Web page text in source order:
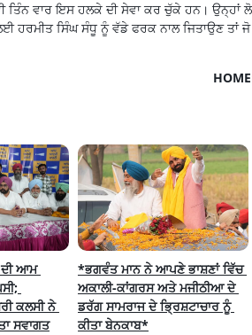
ਤਿੰਨ ਵਾਰ ਇਸ ਹਲਕੇ ਦੀ ਸੇਵਾ ਕਰ ਚੁੱਕੇ ਹਨ। ਉਨ੍ਹਾਂ
ਹਰਮੀਤ ਸਿੰਘ ਸੰਧੂ ਨੂੰ ਵੱਡੇ ਫਰਕ ਨਾਲ ਜਿਤਾਉਣ ਤਾਂ
ਆਮ
ਕਲਸੀ ਨੇ
ਸਵਾਗਤ
*ਭਗਵੰਤ ਮਾਨ ਨੇ ਆਪਣੇ ਭਾਸ਼ਣਾਂ ਵਿੱਚ
ਅਕਾਲੀ-ਕਾਂਗਰਸ ਅਤੇ ਮਜੀਠੀਆ ਦੇ
ਡਰੱਗ ਸਾਮਰਾਜ ਦੇ ਭ੍ਰਿਸ਼ਟਾਚਾਰ ਨੂੰ
ਕੀਤਾ ਬੇਨਕਾਬ*